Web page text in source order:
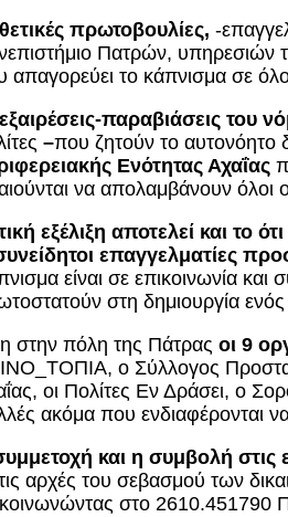
πρωτοβουλίες, -
Πατρών, υπηρεσιών
απαγορεύει το κάπνισμα σε
παραβιάσεις του
–που ζητούν το αυτονόητο
Ενότητας Αχαΐας
να απολαμβάνουν όλοι
εξέλιξη αποτελεί και το
επαγγελματίες
είναι σε επικοινωνία
στη δημιουργία
στην πόλη της Πάτρας οι 9
ο Σύλλογος
οι Πολίτες Εν Δράσει, ο
ακόμα που ενδιαφέρονται
και η συμβολή στις
αρχές του σεβασμού των
στο